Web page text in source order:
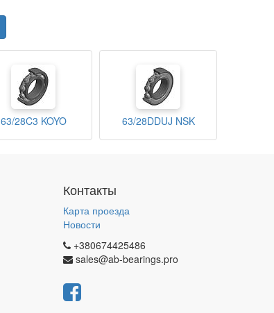
63/28C3 KOYO 63/28DDUJ NSK
Контакты
Карта проезда
Новости
+380674425486
sales@ab-bearings.pro